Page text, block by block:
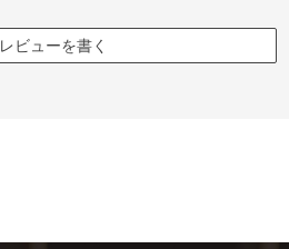
レビューを書く